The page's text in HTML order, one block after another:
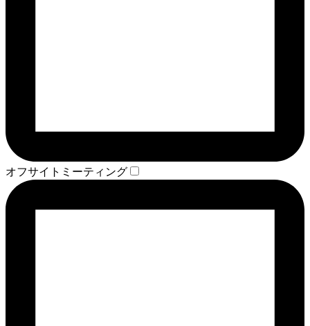
オフサイトミーティング